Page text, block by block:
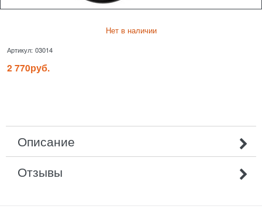
Нет в наличии
Артикул: 03014
2 770руб.
Описание
Отзывы